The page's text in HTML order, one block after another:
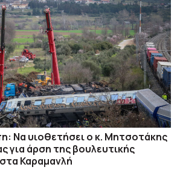
Να υιοθετήσει ο κ. Μητσοτάκης
για άρση της βουλευτικής
Καραμανλή